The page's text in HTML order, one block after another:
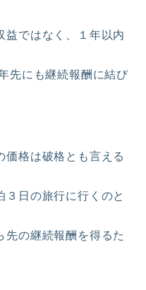
益ではなく、１年以内
先にも継続報酬に結び
価格は破格とも言える
３日の旅行に行くのと
先の継続報酬を得るた